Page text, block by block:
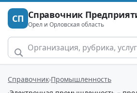
СП Справочник
Орел и Орловская область
Справочник Промышленность